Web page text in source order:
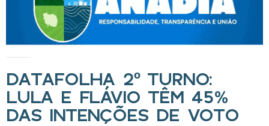
DATAFOLHA 2º TURNO:
LULA E FLÁVIO TÊM 45%
DAS INTENÇÕES DE VOTO